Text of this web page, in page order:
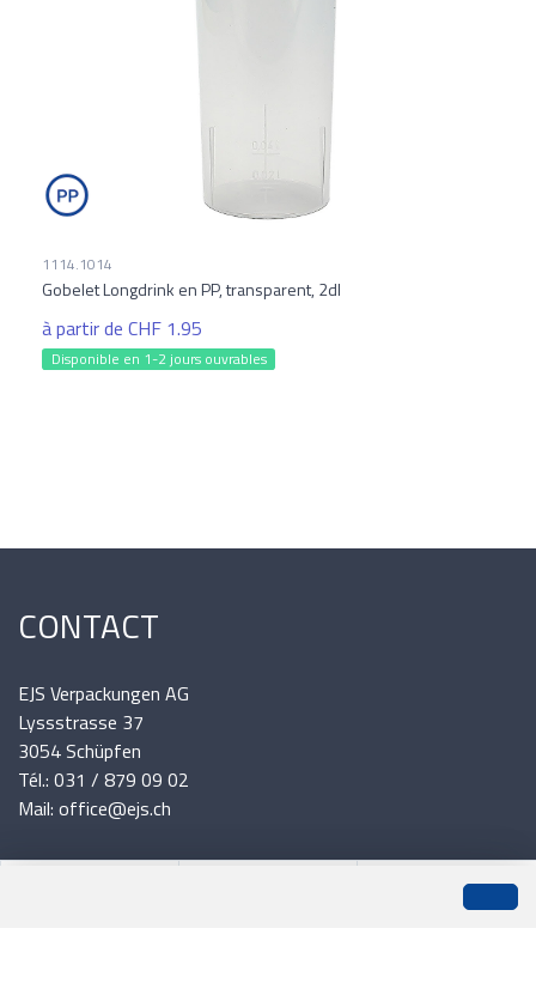
0
CHF 0.00
1114.1014
Gobelet Longdrink en PP, transparent, 2dl
à partir de CHF 1.95
Disponible en 1-2 jours ouvrables
CONTACT
EJS Verpackungen AG
Lyssstrasse 37
3054 Schüpfen
Tél.: 031 / 879 09 02
Mail: office@ejs.ch